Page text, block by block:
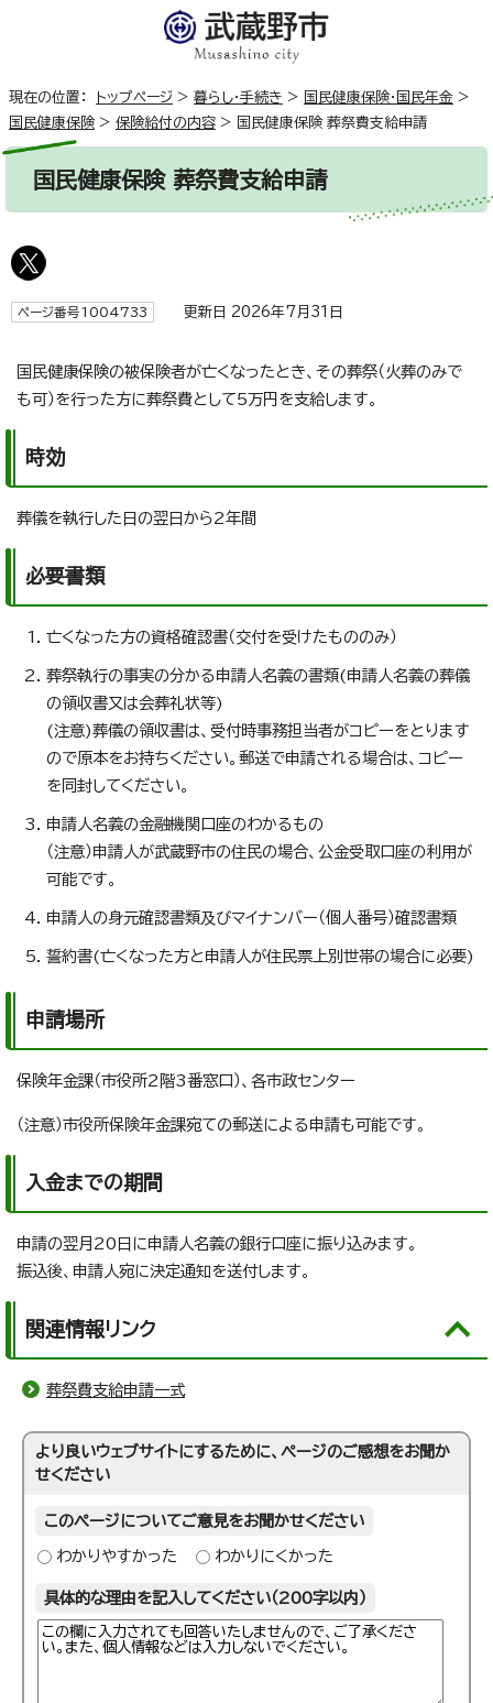
現在の位置： トップページ > 暮らし・手続き > 国民健康保険・国民年金 >
国民健康保険> 保険給付の内容 > 国民健康保険 葬祭費支給申請
国民健康保険 葬祭費支給申請
ページ番号1004733 更新日 2026年7月31日
国民健康保険の被保険者が亡くなったとき、その葬祭（火葬のみで
も可）を行った方に葬祭費として5万円を支給します。
時効
葬儀を執行した日の翌日から2年間
必要書類
亡くなった方の資格確認書（交付を受けたもののみ）
葬祭執行の事実の分かる申請人名義の書類(申請人名義の葬儀
の領収書又は会葬礼状等)
(注意)葬儀の領収書は、受付時事務担当者がコピーをとります
ので原本をお持ちください。郵送で申請される場合は、コピー
を同封してください。
申請人名義の金融機関口座のわかるもの
（注意）申請人が武蔵野市の住民の場合、公金受取口座の利用が
可能です。
申請人の身元確認書類及びマイナンバー（個人番号）確認書類
誓約書(亡くなった方と申請人が住民票上別世帯の場合に必要)
申請場所
保険年金課（市役所2階3番窓口）、各市政センター
（注意）市役所保険年金課宛ての郵送による申請も可能です。
入金までの期間
申請の翌月20日に申請人名義の銀行口座に振り込みます。
振込後、申請人宛に決定通知を送付します。
関連情報リンク
葬祭費支給申請一式
より良いウェブサイトにするために、ページのご感想をお聞か
せください
このページについてご意見をお聞かせください
わかりやすかった わかりにくかった
具体的な理由を記入してください（200字以内）